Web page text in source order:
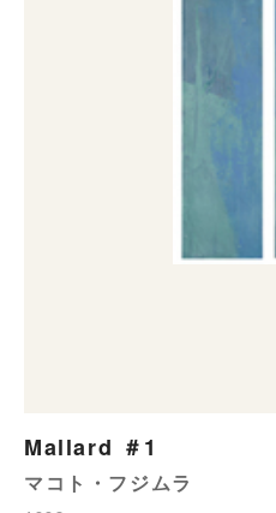
Mallard ＃1
マコト・フジムラ